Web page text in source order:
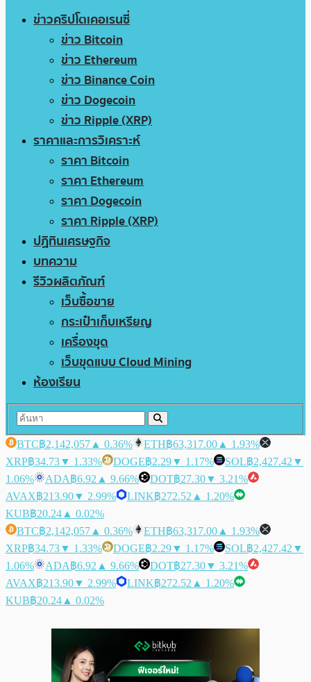
ข่าวคริปโตเคอเรนซี่
ข่าว Bitcoin
ข่าว Ethereum
ข่าว Binance Coin
ข่าว Dogecoin
ข่าว Ripple (XRP)
ราคาและการวิเคราะห์
ราคา Bitcoin
ราคา Ethereum
ราคา Dogecoin
ราคา Ripple (XRP)
ปฏิทินเศรษฐกิจ
บทความ
รีวิวผลิตภัณฑ์
เว็บซื้อขาย
กระเป๋าเก็บเหรียญ
เครื่องขุด
เว็บขุดแบบ Cloud Mining
ห้องเรียน
BTC฿2,142,057 ▲ 0.36% ETH฿63,317.00 ▲ 1.93%
XRP฿34.73▼ 1.33% DOGE฿2.29▼ 1.17% SOL฿2,427.42 ▼
1.06%
ADA฿6.92 ▲ 9.66% DOT฿27.30▼ 3.21%
AVAX฿213.90▼ 2.99% LINK฿272.52 ▲ 1.20%
KUB฿20.24 ▲ 0.02%
BTC฿2,142,057 ▲ 0.36% ETH฿63,317.00 ▲ 1.93%
XRP฿34.73▼ 1.33% DOGE฿2.29▼ 1.17% SOL฿2,427.42 ▼
1.06%
ADA฿6.92 ▲ 9.66% DOT฿27.30▼ 3.21%
AVAX฿213.90▼ 2.99% LINK฿272.52 ▲ 1.20%
KUB฿20.24 ▲ 0.02%